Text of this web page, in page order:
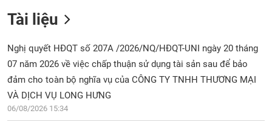
Tài liệu
Nghị quyết HĐQT số 207A /2026/NQ/HĐQT-UNI ngày 20 tháng
07 năm 2026 về việc chấp thuận sử dụng tài sản sau để bảo
đảm cho toàn bộ nghĩa vụ của CÔNG TY TNHH THƯƠNG MẠI
VÀ DỊCH VỤ LONG HƯNG
06/08/2026 15:34